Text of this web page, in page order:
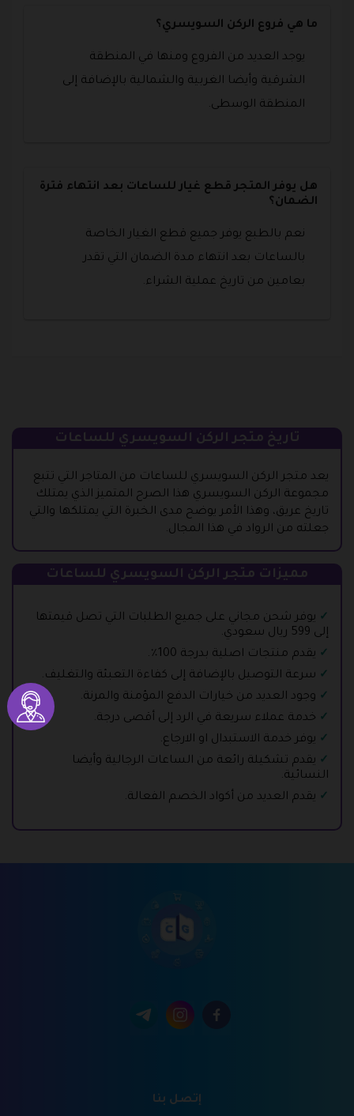
ما هي فروع الركن السويسري؟
يوجد العديد من الفروع ومنها في المنطقة
الشرقية وأيضا الغربية والشمالية بالإضافة إلى
المنطقة الوسطى.
هل يوفر المتجر قطع غيار للساعات بعد انتهاء فترة
الضمان؟
نعم بالطبع يوفر جميع قطع الغيار الخاصة
بالساعات بعد انتهاء مدة الضمان التي تقدر
بعامين من تاريخ عملية الشراء.
تاريخ متجر الركن السويسري للساعات
يعد متجر الركن السويسري للساعات من المتاجر التي تتبع
مجموعة الركن السويسري هذا الصرح المتميز الذي يمتلك
تاريخ عريق، وهذا الأمر يوضح مدى الخبرة التي يمتلكها والتي
جعلته من الرواد في هذا المجال.
مميزات متجر الركن السويسري للساعات
يوفر شحن مجاني على جميع الطلبات التي تصل قيمتها
إلى 599 ريال سعودي.
يقدم منتجات اصلية بدرجة 100٪.
سرعة التوصيل بالإضافة إلى كفاءة التعبئة والتغليف.
وجود العديد من خيارات الدفع المؤمنة والمرنة.
خدمة عملاء سريعة في الرد إلى أقصى درجة.
يوفر خدمة الاستبدال او الارجاع.
يقدم تشكيلة رائعة من الساعات الرجالية وأيضا
النسائية.
يقدم العديد من أكواد الخصم الفعالة.
إتصل بنا